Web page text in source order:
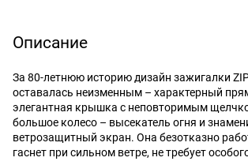
Описание
За 80-летнюю историю дизайн зажигалки
оставалась неизменным – характерный
элегантная крышка с неповторимым
большое колесо – высекатель огня и
ветрозащитный экран. Она безотказно
гаснет при сильном ветре, не требует